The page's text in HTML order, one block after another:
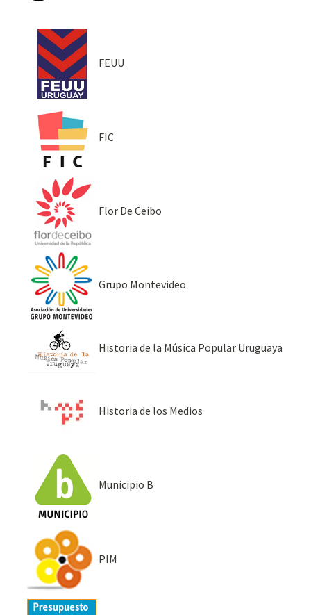
FEUU
FIC
Flor De Ceibo
Grupo Montevideo
Historia de la Música Popular Uruguaya
Historia de los Medios
Municipio B
PIM